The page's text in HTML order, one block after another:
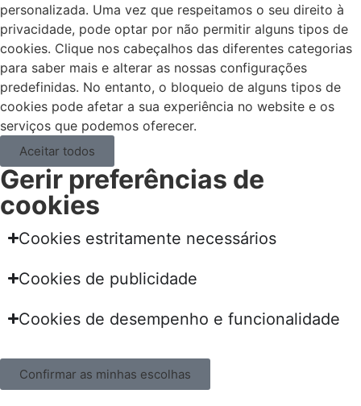
personalizada. Uma vez que respeitamos o seu direito à
privacidade, pode optar por não permitir alguns tipos de
cookies. Clique nos cabeçalhos das diferentes categorias
para saber mais e alterar as nossas configurações
predefinidas. No entanto, o bloqueio de alguns tipos de
cookies pode afetar a sua experiência no website e os
serviços que podemos oferecer.
Aceitar todos
Gerir preferências de
cookies
Cookies estritamente necessários
Cookies de publicidade
Cookies de desempenho e funcionalidade
Confirmar as minhas escolhas